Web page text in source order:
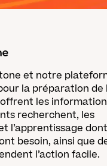
et notre
la préparation de
les
recherchent, les
l’apprentissage dont
besoin, ainsi que
l’action facile.